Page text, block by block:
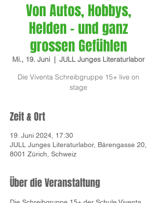
Von Autos, Hobbys,
Helden - und ganz
grossen Gefühlen
Mi., 19. Juni
  |
JULL Junges Literaturlabor
Die Viventa Schreibgruppe 15+ live on
stage
Zeit & Ort
19. Juni 2024, 17:30
JULL Junges Literaturlabor, Bärengasse 20,
8001 Zürich, Schweiz
Über die Veranstaltung